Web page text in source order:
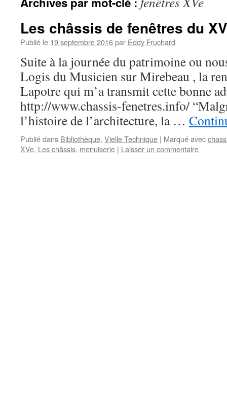
Les châssis de fenêtres du
Publié le 19 septembre 2016par Eddy Fruchard
Suite à la journée du patrimoine ou
Logis du Musicien sur Mirebeau , la
Lapotre qui m’a transmit cette bonne
http://www.chassis-fenetres.info/
l’histoire de l’architecture, la …
Publié dans Bibliothèque, Vielle Technique | Marqué avec
XVe, Les châssis, menuiserie | Laisser un commentaire